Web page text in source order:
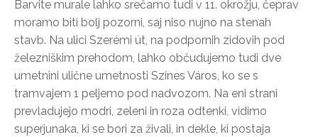
Barvite murale lahko srečamo tudi v 11. okrožju, čeprav
moramo biti bolj pozorni, saj niso nujno na stenah
stavb. Na ulici Szerémi út, na podpornih zidovih pod
železniškim prehodom, lahko občudujemo tudi dve
umetnini ulične umetnosti Színes Város, ko se s
tramvajem 1 peljemo pod nadvozom. Na eni strani
prevladujejo modri, zeleni in roza odtenki, vidimo
superjunaka, ki se bori za živali, in dekle, ki postaja